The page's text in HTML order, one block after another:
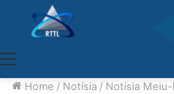
Home / Notísia / Notísia Meiu-